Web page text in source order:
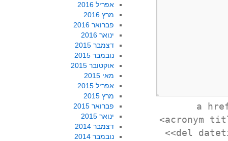
<a
<acronym
<del
אפריל 2016
מרץ 2016
פברואר 2016
ינואר 2016
דצמבר 2015
נובמבר 2015
אוקטובר 2015
מאי 2015
אפריל 2015
מרץ 2015
פברואר 2015
ינואר 2015
דצמבר 2014
נובמבר 2014